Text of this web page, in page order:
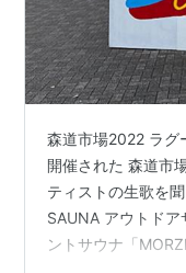
森道市場2022 ラグ
開催された 森道市
ティストの生歌を
SAUNA アウトド
ントサウナ「